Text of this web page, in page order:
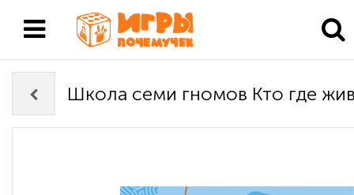
Школа семи гномов Кто где